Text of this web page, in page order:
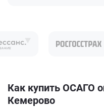
Как купить ОСАГО
Кемерово